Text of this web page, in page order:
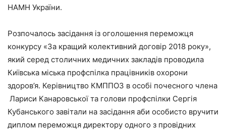
НАМН України.
Розпочалось засідання із оголошення переможця
конкурсу «За кращий колективний договір 2018 року»,
який серед столичних медичних закладів проводила
Київська міська профспілка працівників охорони
здоров’я. Керівництво КМППОЗ в особі почесного члена
Лариси Канаровської та голови профспілки Сергія
Кубанського завітали на засідання аби особисто вручити
диплом переможця директору одного з провідних